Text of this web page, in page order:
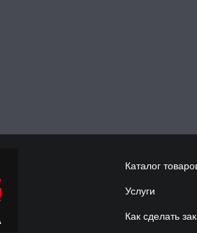
Каталог
Услуги
Как сделать